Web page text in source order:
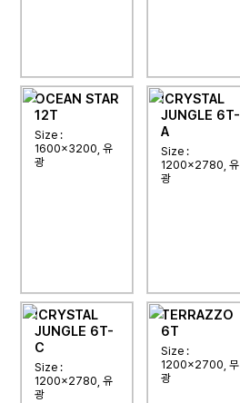
OCEAN STAR
12T
Size :
1600x3200, 유
광
ICRYSTAL
JUNGLE 6T-
A
Size :
1200x2780, 유
광
ICRYSTAL
JUNGLE 6T-
C
Size :
1200x2780, 유
광
TERRAZZO
6T
Size :
1200x2700, 무
광